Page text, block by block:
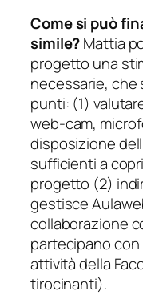
Come si può
simile?Mattia
progetto una
necessarie, che
punti: (1)
web-cam,
disposizione
sufficienti a
progetto (2)
gestisce
collaborazione
partecipano
attività della
tirocinanti).